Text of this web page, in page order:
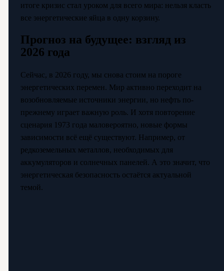
итоге кризис стал уроком для всего мира: нельзя класть
все энергетические яйца в одну корзину.
Прогноз на будущее: взгляд из
2026 года
Сейчас, в 2026 году, мы снова стоим на пороге
энергетических перемен. Мир активно переходит на
возобновляемые источники энергии, но нефть по-
прежнему играет важную роль. И хотя повторение
сценария 1973 года маловероятно, новые формы
зависимости всё ещё существуют. Например, от
редкоземельных металлов, необходимых для
аккумуляторов и солнечных панелей. А это значит, что
энергетическая безопасность остаётся актуальной
темой.